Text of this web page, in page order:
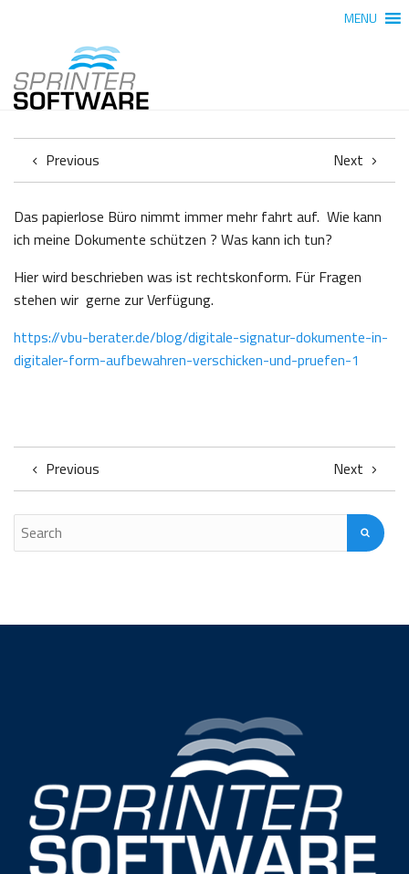
MENU
Previous Next
Das papierlose Büro nimmt immer mehr fahrt auf. Wie kann
ich meine Dokumente schützen ? Was kann ich tun?
Hier wird beschrieben was ist rechtskonform. Für Fragen
stehen wir gerne zur Verfügung.
https://vbu-berater.de/blog/digitale-signatur-dokumente-in-
digitaler-form-aufbewahren-verschicken-und-pruefen-1
Previous Next